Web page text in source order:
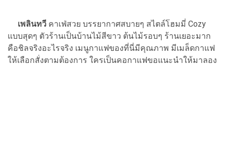
เพลินทวี คาเฟ่สวย บรรยากาศสบายๆ สไตล์โฮมมี่ Cozy
แบบสุดๆ ตัวร้านเป็นบ้านไม้สีขาว ต้นไม้รอบๆ ร้านเยอะมาก
คือชิลจริงอะไรจริง เมนูกาแฟของที่นี่มีคุณภาพ มีเมล็ดกาแฟ
ให้เลือกสั่งตามต้องการ ใครเป็นคอกาแฟขอแนะนำให้มาลอง